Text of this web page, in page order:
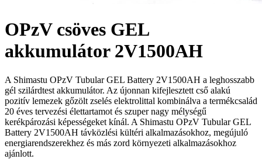
OPzV csöves GEL
akkumulátor 2V1500AH
A Shimastu OPzV Tubular GEL Battery 2V1500AH a leghosszabb
gél szilárdtest akkumulátor. Az újonnan kifejlesztett cső alakú
pozitív lemezek gőzölt zselés elektrolittal kombinálva a termékcsalád
20 éves tervezési élettartamot és szuper nagy mélységű
kerékpározási képességeket kínál. A Shimastu OPzV Tubular GEL
Battery 2V1500AH távközlési kültéri alkalmazásokhoz, megújuló
energiarendszerekhez és más zord környezeti alkalmazásokhoz
ajánlott.